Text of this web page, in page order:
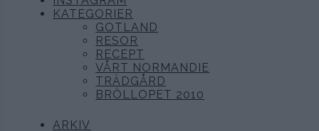
KATEGORIER
GOTLAND
RESOR
RECEPT
VÅRT NORMANDIE
TRÄDGÅRD
BRÖLLOPET 2010
ARKIV